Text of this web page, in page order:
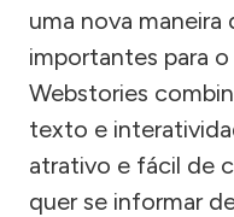
uma nova maneira
importantes para
Webstories
texto e
atrativo e fácil de
quer se informar